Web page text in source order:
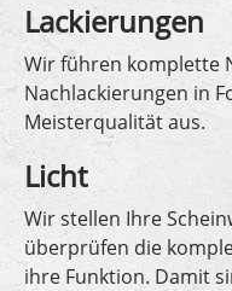
Lackierungen
Wir führen komplette
Nachlackierungen in
Meisterqualität aus.
Licht
Wir stellen Ihre
überprüfen die
ihre Funktion. Damit